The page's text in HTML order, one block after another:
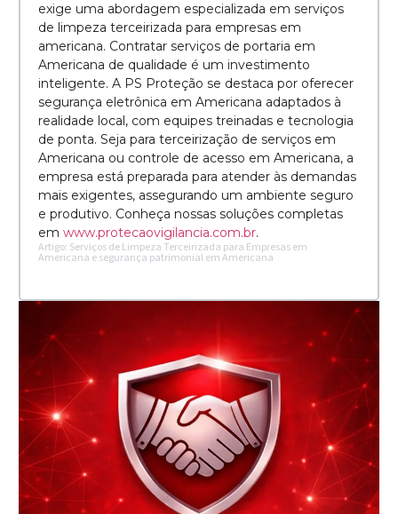
exige uma abordagem especializada em serviços
de limpeza terceirizada para empresas em
americana. Contratar serviços de portaria em
Americana de qualidade é um investimento
inteligente. A PS Proteção se destaca por oferecer
segurança eletrônica em Americana adaptados à
realidade local, com equipes treinadas e tecnologia
de ponta. Seja para terceirização de serviços em
Americana ou controle de acesso em Americana, a
empresa está preparada para atender às demandas
mais exigentes, assegurando um ambiente seguro
e produtivo. Conheça nossas soluções completas
em www.protecaovigilancia.com.br.
Artigo: Serviços de Limpeza Terceirizada para Empresas em
Americana e segurança patrimonial em Americana